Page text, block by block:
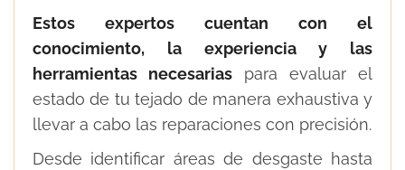
Estos expertos cuentan con el
conocimiento, la experiencia y las
herramientas necesarias para evaluar el
estado de tu tejado de manera exhaustiva y
llevar a cabo las reparaciones con precisión.
Desde identificar áreas de desgaste hasta